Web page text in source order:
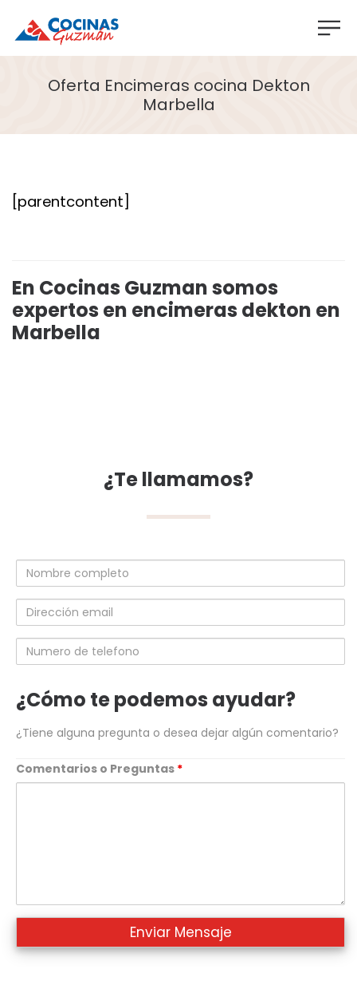
Oferta Encimeras cocina Dekton
Marbella
[parentcontent]
En Cocinas Guzman somos
expertos en encimeras dekton en
Marbella
¿Te llamamos?
Nombre
completo
Dirección
email
Numero
de
¿Cómo te podemos ayudar?
¿Tiene alguna pregunta o desea dejar algún comentario?
Comentarios o Preguntas *